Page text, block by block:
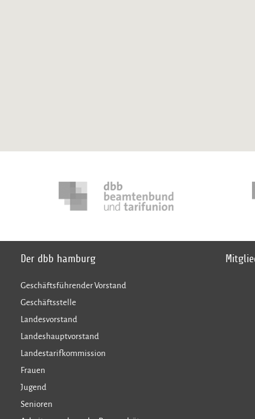
Der dbb hamburg
Geschäftsführender Vorstand
Geschäftsstelle
Landesvorstand
Landeshauptvorstand
Landestarifkommission
Frauen
Jugend
Senioren